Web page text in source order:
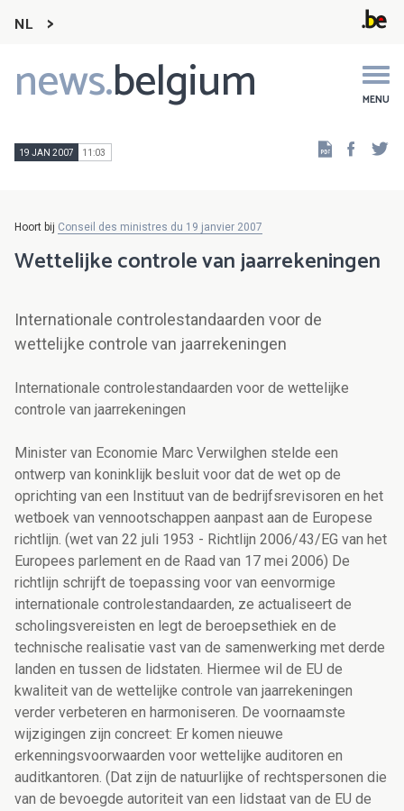
NL
news.belgium MENU
Main
navigation
19 JAN 2007 11:03
Hoort bij Conseil des ministres du 19 janvier 2007
Wettelijke controle van jaarrekeningen
Internationale controlestandaarden voor de
wettelijke controle van jaarrekeningen
Internationale controlestandaarden voor de wettelijke
controle van jaarrekeningen
Minister van Economie Marc Verwilghen stelde een
ontwerp van koninklijk besluit voor dat de wet op de
oprichting van een Instituut van de bedrijfsrevisoren en het
wetboek van vennootschappen aanpast aan de Europese
richtlijn. (wet van 22 juli 1953 - Richtlijn 2006/43/EG van het
Europees parlement en de Raad van 17 mei 2006) De
richtlijn schrijft de toepassing voor van eenvormige
internationale controlestandaarden, ze actualiseert de
scholingsvereisten en legt de beroepsethiek en de
technische realisatie vast van de samenwerking met derde
landen en tussen de lidstaten. Hiermee wil de EU de
kwaliteit van de wettelijke controle van jaarrekeningen
verder verbeteren en harmoniseren. De voornaamste
wijzigingen zijn concreet: Er komen nieuwe
erkenningsvoorwaarden voor wettelijke auditoren en
auditkantoren. (Dat zijn de natuurlijke of rechtspersonen die
van de bevoegde autoriteit van een lidstaat van de EU de